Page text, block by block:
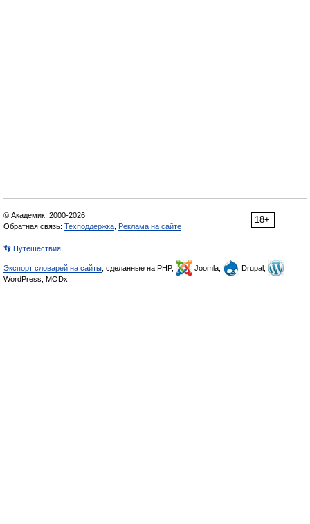
18+
© Академик, 2000-2026
Обратная связь: Техподдержка Реклама на сайте
👣 Путешествия
Экспорт словарей на сайты , сделанные на PHP, Joomla,
Drupal,
WordPress, MODx.